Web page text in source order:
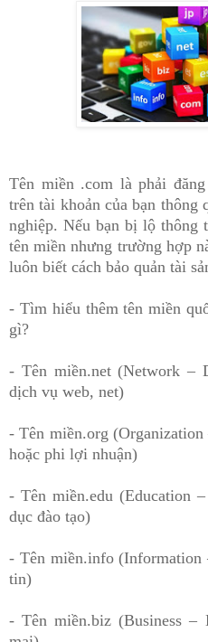
Tên miền .com là phải
trên tài khoản của bạn thông
nghiệp. Nếu bạn bị lộ thông
tên miền nhưng trường hợp
luôn biết cách bảo quản tài
- Tìm hiểu thêm tên miền
gì?
- Tên miền.net (Network –
dịch vụ web, net)
- Tên miền.org
hoặc phi lợi nhuận)
- Tên miền.edu (Education
dục đào tạo)
- Tên miền.info (Information
tin)
- Tên miền.biz (Business –